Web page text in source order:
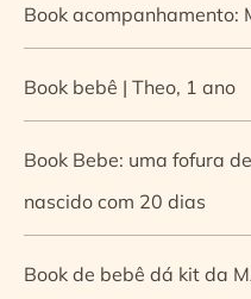
Book acompanhamento:
Book bebê | Theo, 1 ano
Book Bebe: uma fofura
nascido com 20 dias
Book de bebê dá kit da